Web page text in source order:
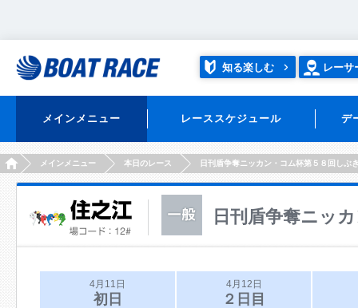
知る楽しむ レーサ
メインメニュー レーススケジュール デ
HOMEメインメニュー 本日のレース 日刊盾争奪ニッカン・コム杯第５８回しぶ
日刊盾争奪ニッ
4月11日
初日
4月12日
２日目